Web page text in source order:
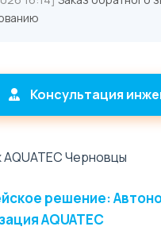
Консультация
решение:
AQUATEC